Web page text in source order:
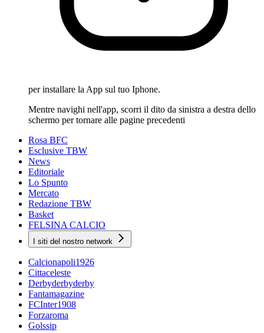
per installare la App sul tuo Iphone.
Mentre navighi nell'app, scorri il dito da sinistra a destra dello
schermo per tornare alle pagine precedenti
Rosa BFC
Esclusive TBW
News
Editoriale
Lo Spunto
Mercato
Redazione TBW
Basket
FELSINA CALCIO
I siti del nostro network
Calcionapoli1926
Cittaceleste
Derbyderbyderby
Fantamagazine
FCInter1908
Forzaroma
Golssip